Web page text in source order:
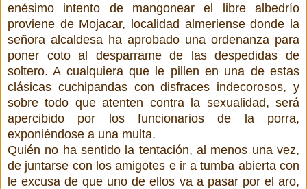
enésimo intento de mangonear el libre albedrío
proviene de Mojacar, localidad almeriense donde la
señora alcaldesa ha aprobado una ordenanza para
poner coto al desparrame de las despedidas de
soltero. A cualquiera que le pillen en una de estas
clásicas cuchipandas con disfraces indecorosos, y
sobre todo que atenten contra la sexualidad, será
apercibido por los funcionarios de la porra,
exponiéndose a una multa.
Quién no ha sentido la tentación, al menos una vez,
de juntarse con los amigotes e ir a tumba abierta con
le excusa de que uno de ellos va a pasar por el aro,